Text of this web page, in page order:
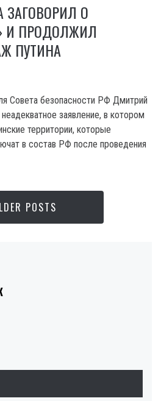
ЗАГОВОРИЛ О
И ПРОДОЛЖИЛ
ПУТИНА
Совета безопасности РФ Дмитрий
заявление, в котором
территории, которые
в состав РФ после проведения
POSTS